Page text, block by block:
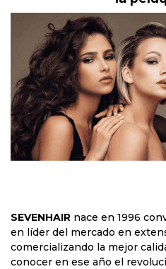
SEVENHAIR nace en 1996
en líder del mercado en
comercializando la mejor
conocer en ese año el